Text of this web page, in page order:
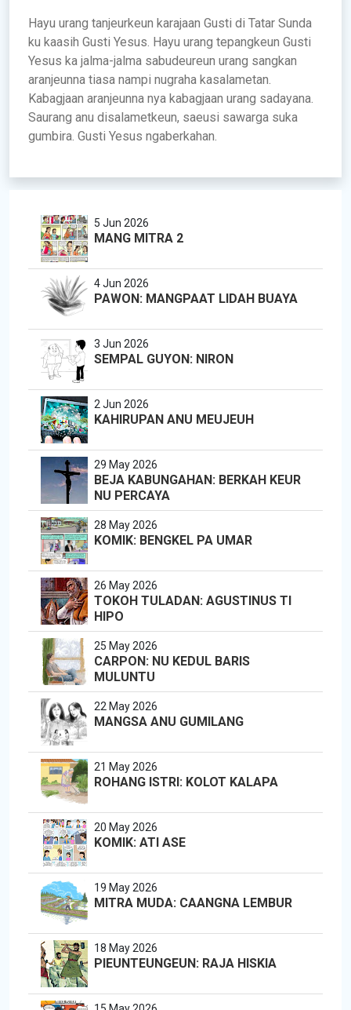
Hayu urang tanjeurkeun karajaan Gusti di Tatar Sunda
ku kaasih Gusti Yesus. Hayu urang tepangkeun Gusti
Yesus ka jalma-jalma sabudeureun urang sangkan
aranjeunna tiasa nampi nugraha kasalametan.
Kabagjaan aranjeunna nya kabagjaan urang sadayana.
Saurang anu disalametkeun, saeusi sawarga suka
gumbira. Gusti Yesus ngaberkahan.
5 Jun 2026
MANG MITRA 2
4 Jun 2026
PAWON: MANGPAAT LIDAH BUAYA
3 Jun 2026
SEMPAL GUYON: NIRON
2 Jun 2026
KAHIRUPAN ANU MEUJEUH
29 May 2026
BEJA KABUNGAHAN: BERKAH KEUR
NU PERCAYA
28 May 2026
KOMIK: BENGKEL PA UMAR
26 May 2026
TOKOH TULADAN: AGUSTINUS TI
HIPO
25 May 2026
CARPON: NU KEDUL BARIS
MULUNTU
22 May 2026
MANGSA ANU GUMILANG
21 May 2026
ROHANG ISTRI: KOLOT KALAPA
20 May 2026
KOMIK: ATI ASE
19 May 2026
MITRA MUDA: CAANGNA LEMBUR
18 May 2026
PIEUNTEUNGEUN: RAJA HISKIA